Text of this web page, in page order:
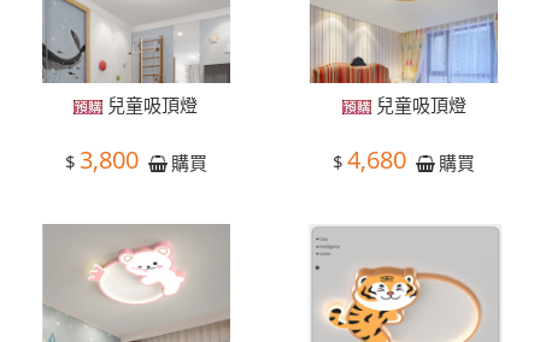
兒童吸頂燈
$ 3,800 購買
兒童吸頂燈
$ 4,680 購買